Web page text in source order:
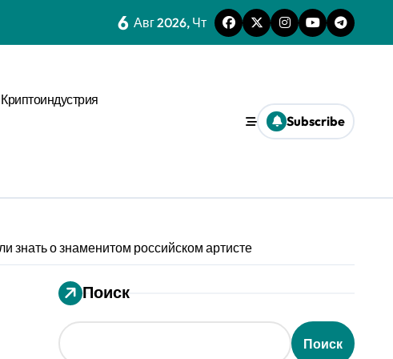
динамике
микроуровня
давления
6 Авг 2026, Чт
Криптоиндустрия
Subscribe
знать о знаменитом российском артисте
Поиск
Поиск